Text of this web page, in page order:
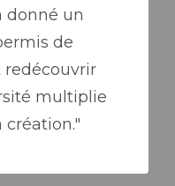
donné un
de
redécouvrir
multiplie
création."